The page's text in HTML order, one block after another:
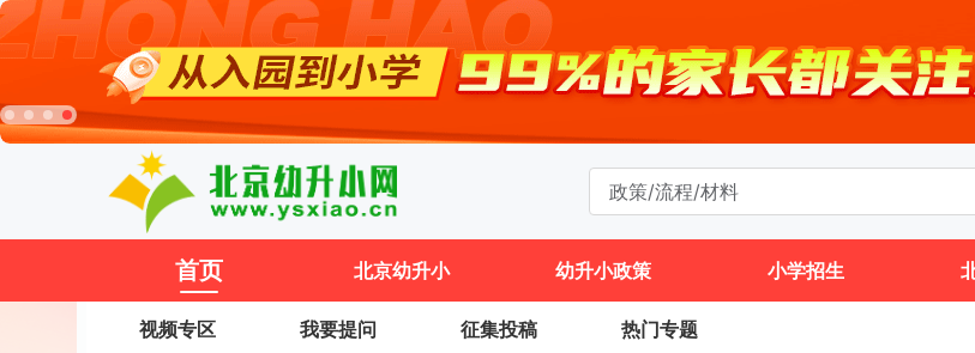
首页 北京幼升小 幼升小政策 小学招生
视频专区 我要提问 征集投稿 热门专题